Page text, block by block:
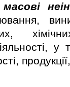
масовi
у